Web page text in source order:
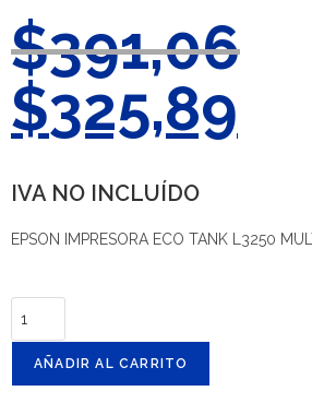
$391,06
$325,89
IVA NO INCLUÍDO
EPSON IMPRESORA ECO TANK L3250
AÑADIR AL CARRITO